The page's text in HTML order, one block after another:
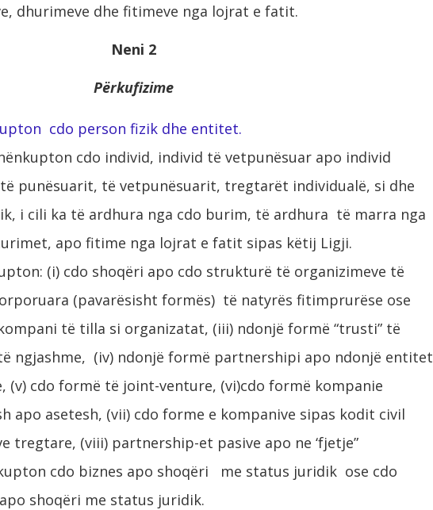
dhurimeve dhe fitimeve nga lojrat e fatit.
Neni 2
Përkufizime
cdo person fizik dhe entitet.
cdo individ, individ të vetpunësuar apo individ
punësuarit, të vetpunësuarit, tregtarët individualë, si dhe
i cili ka të ardhura nga cdo burim, të ardhura të marra nga
apo fitime nga lojrat e fatit sipas këtij Ligji.
(i) cdo shoqëri apo cdo strukturë të organizimeve të
(pavarësisht formës) të natyrës fitimprurëse ose
të tilla si organizatat, (iii) ndonjë formë “trusti” të
ngjashme, (iv) ndonjë formë partnershipi apo ndonjë entitet
(v) cdo formë të joint-venture, (vi)cdo formë kompanie
apo asetesh, (vii) cdo forme e kompanive sipas kodit civil
tregtare, (viii) partnership-et pasive apo ne ‘fjetje”
cdo biznes apo shoqëri me status juridik ose cdo
shoqëri me status juridik.